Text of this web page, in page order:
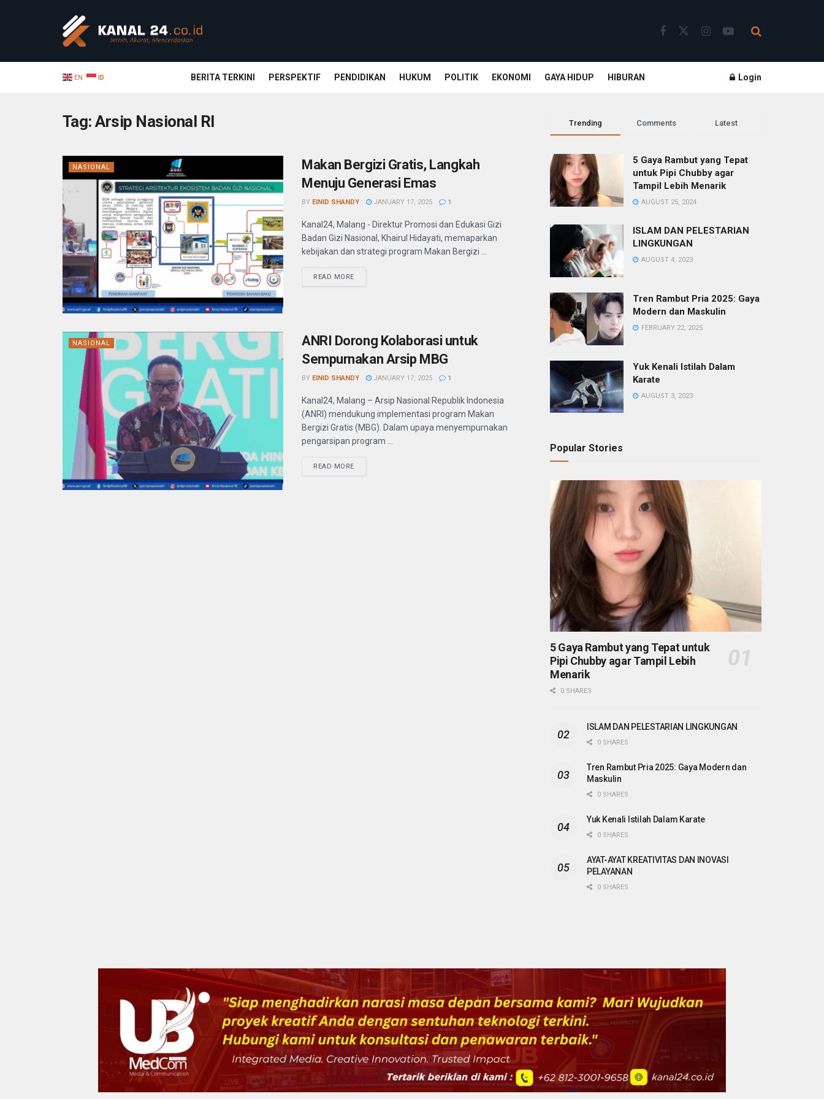
EN ID BERITA TERKINI PERSPEKTIF PENDIDIKAN HUKUM POLITIK EKONOMI GAYA HIDUP HIBURAN Login
Tag:Arsip Nasional RI
NASIONAL
Makan Bergizi Gratis, Langkah
Menuju Generasi Emas
BY EINID SHANDY JANUARY 17, 2025 1
Kanal24, Malang - Direktur Promosi dan Edukasi Gizi
Badan Gizi Nasional, Khairul Hidayati, memaparkan
kebijakan dan strategi program Makan Bergizi ...
READ MORE
NASIONAL
ANRI Dorong Kolaborasi untuk
Sempurnakan Arsip MBG
BY EINID SHANDY JANUARY 17, 2025 1
Kanal24, Malang – Arsip Nasional Republik Indonesia
(ANRI) mendukung implementasi program Makan
Bergizi Gratis (MBG). Dalam upaya menyempurnakan
pengarsipan program ...
READ MORE
Trending Comments Latest
5 Gaya Rambut yang Tepat
untuk Pipi Chubby agar
Tampil Lebih Menarik
AUGUST 25, 2024
ISLAM DAN PELESTARIAN
LINGKUNGAN
AUGUST 4, 2023
Tren Rambut Pria 2025: Gaya
Modern dan Maskulin
FEBRUARY 22, 2025
Yuk Kenali Istilah Dalam
Karate
AUGUST 3, 2023
Popular Stories
5 Gaya Rambut yang Tepat untuk
Pipi Chubby agar Tampil Lebih
Menarik
0 SHARES
ISLAM DAN PELESTARIAN LINGKUNGAN
0 SHARES
Tren Rambut Pria 2025: Gaya Modern dan
Maskulin
0 SHARES
Yuk Kenali Istilah Dalam Karate
0 SHARES
AYAT-AYAT KREATIVITAS DAN INOVASI
PELAYANAN
0 SHARES